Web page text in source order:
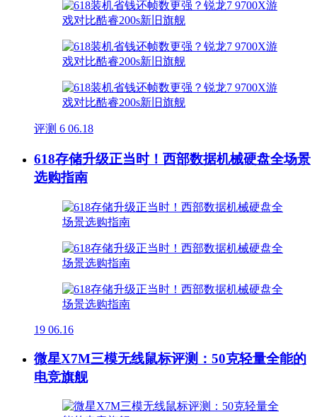
评测 6 06.18
618存储升级正当时！西部数据机械硬盘全场景
选购指南
19 06.16
微星X7M三模无线鼠标评测：50克轻量全能的
电竞旗舰